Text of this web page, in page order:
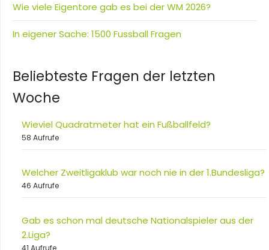
Wie viele Eigentore gab es bei der WM 2026?
In eigener Sache: 1500 Fussball Fragen
Beliebteste Fragen der letzten
Woche
Wieviel Quadratmeter hat ein Fußballfeld?
58 Aufrufe
Welcher Zweitligaklub war noch nie in der 1.Bundesliga?
46 Aufrufe
Gab es schon mal deutsche Nationalspieler aus der
2.Liga?